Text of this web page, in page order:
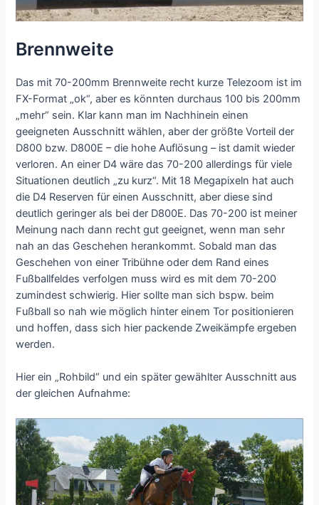
Brennweite
Das mit 70-200mm Brennweite recht kurze Telezoom ist im
FX-Format „ok“, aber es könnten durchaus 100 bis 200mm
„mehr“ sein. Klar kann man im Nachhinein einen
geeigneten Ausschnitt wählen, aber der größte Vorteil der
D800 bzw. D800E – die hohe Auflösung – ist damit wieder
verloren. An einer D4 wäre das 70-200 allerdings für viele
Situationen deutlich „zu kurz“. Mit 18 Megapixeln hat auch
die D4 Reserven für einen Ausschnitt, aber diese sind
deutlich geringer als bei der D800E. Das 70-200 ist meiner
Meinung nach dann recht gut geeignet, wenn man sehr
nah an das Geschehen herankommt. Sobald man das
Geschehen von einer Tribühne oder dem Rand eines
Fußballfeldes verfolgen muss wird es mit dem 70-200
zumindest schwierig. Hier sollte man sich bspw. beim
Fußball so nah wie möglich hinter einem Tor positionieren
und hoffen, dass sich hier packende Zweikämpfe ergeben
werden.
Hier ein „Rohbild“ und ein später gewählter Ausschnitt aus
der gleichen Aufnahme: